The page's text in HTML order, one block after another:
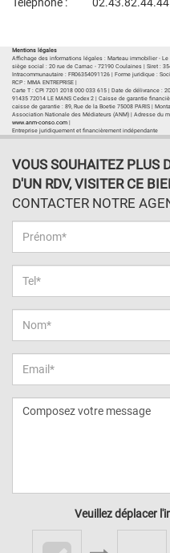
Mentions légales
Affichage des informations légales : Marteau immobilier - Le
siège social : 20 rue de Carnac - 72190 Coulaines | Siret :
Intracommunautaire : FR06354091126 | Forme juridique :
RCP : MMA ENTREPRISE |
Carte T : CPI 7201 2018 000 033 615 | Date de délivrance :
91435 72014 LE MANS Cedex 2 | Caisse de garantie
caisse de garantie : 89, Rue de la Boetie 75008 PARIS |
Association Nationale des Médiateurs (ANM) | Adresse du
www.anm-conso.com
Entreprise juridiquement et financièrement indépendante
VOUS SOUHAITEZ PLUS
D'UN RDV, VISITER CE
CONTACTER NOTRE
Veuillez déplacer